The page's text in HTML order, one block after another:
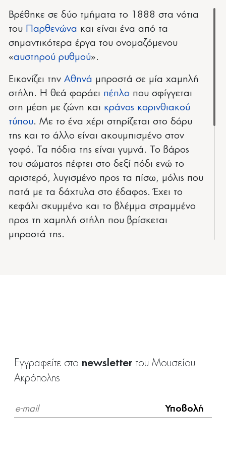
Βρέθηκε σε δύο τμήματα το 1888 στα νότια
του Παρθενώνα και είναι ένα από τα
σημαντικότερα έργα του ονομαζόμενου
«αυστηρού ρυθμού».
Εικονίζει την Αθηνά μπροστά σε μία χαμηλή
στήλη. Η θεά φοράει πέπλο που σφίγγεται
στη μέση με ζώνη και κράνος κορινθιακού
τύπου. Με το ένα χέρι στηρίζεται στο δόρυ
της και το άλλο είναι ακουμπισμένο στον
γοφό. Τα πόδια της είναι γυμνά. Το βάρος
του σώματος πέφτει στο δεξί πόδι ενώ το
αριστερό, λυγισμένο προς τα πίσω, μόλις που
πατά με τα δάχτυλα στο έδαφος. Έχει το
κεφάλι σκυμμένο και το βλέμμα στραμμένο
προς τη χαμηλή στήλη που βρίσκεται
μπροστά της.
σκεπτική, σχεδόν λυπημένη έκφραση της
θεάς.
Σήμερα το ανάγλυφο είναι λευκό, οι
φασματοσκοπικές αναλύσεις όμως των
Εγγραφείτε στο newsletter του Μουσείου
Ακρόπολης